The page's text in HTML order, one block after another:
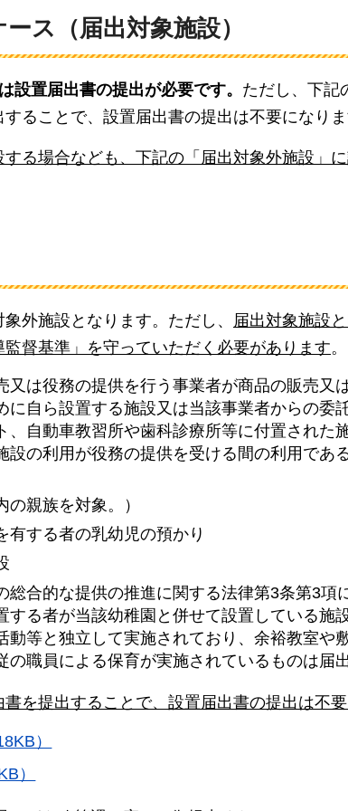
ス（届出対象施設）
設置届出書の提出が必要です。 ただし、下記
ることで、設置届出書の提出は不要になりま
る場合なども、下記の「届出対象外施設」
外施設となります。ただし、 届出対象施設
督基準」を守っていただく必要があります。
又は役務の提供を行う事業者が商品の販売又
に自ら設置する施設又は当該事業者からの委
自動車教習所や歯科診療所等に付置された
設の利用が役務の提供を受ける間の利用であ
親族を対象。）
有する者の乳幼児の預かり
総合的な提供の推進に関する法律第3条第3項
る者が当該幼稚園と併せて設置している施
動等と独立して実施されており、余裕教室や
職員による保育が実施されているものは届
を提出することで、設置届出書の提出は不要
）
）